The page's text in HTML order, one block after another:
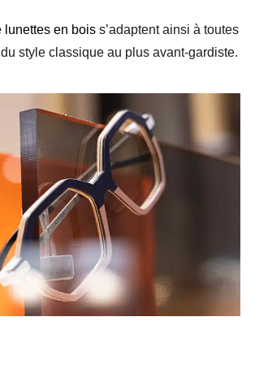
lunettes en bois s’adaptent ainsi à toutes
style classique au plus avant-gardiste.